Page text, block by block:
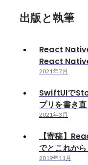
出版と執筆
React
React
2021年7月
SwiftUIで
プリを書き
2021年3月
【寄稿】
でとこれか
2019年11月